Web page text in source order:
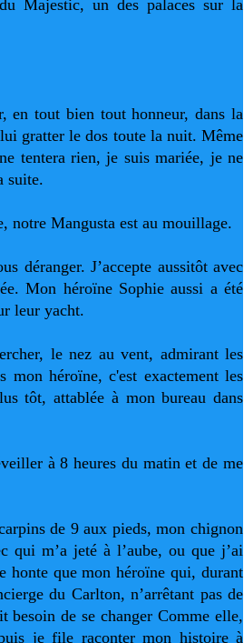
Majestic, un des palaces sur la
en tout bien tout honneur, dans la
gratter le dos toute la nuit. Même
tentera rien, je suis mariée, je ne
suite.
Mangusta est au mouillage.
déranger. J’accepte aussitôt avec
Mon héroïne Sophie aussi a été
leur yacht.
le nez au vent, admirant les
mon héroïne, c'est exactement les
tôt, attablée à mon bureau dans
à 8 heures du matin et de me
de 9 aux pieds, mon chignon
qui m’a jeté à l’aube, ou que j’ai
honte que mon héroïne qui, durant
du Carlton, n’arrêtant pas de
besoin de se changer Comme elle,
je file raconter mon histoire à